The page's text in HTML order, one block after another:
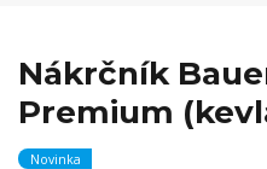
Nákrčník
Premium
Novinka